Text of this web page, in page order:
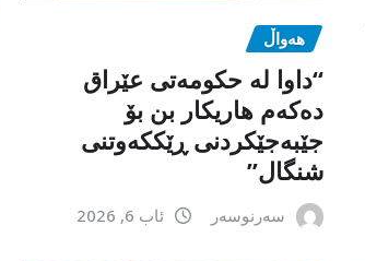
هەواڵ
“داوا لە حكومەتی عێراق
دەكەم هاریكار بن بۆ
جێبەجێكردنی ڕێككەوتنی
شنگال”
سەرنوسەر ئاب 6, 2026